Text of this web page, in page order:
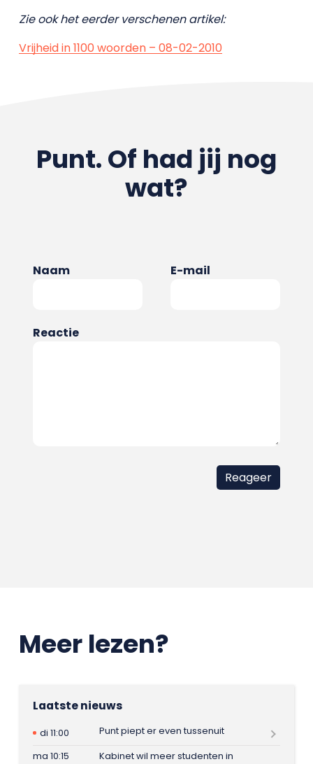
Zie ook het eerder verschenen artikel:
Vrijheid in 1100 woorden – 08-02-2010
Punt. Of had jij nog
wat?
Naam E-mail
Reactie
Meer lezen?
Laatste nieuws
di 11:00
Punt piept er even tussenuit
ma 10:15
Kabinet wil meer studenten in